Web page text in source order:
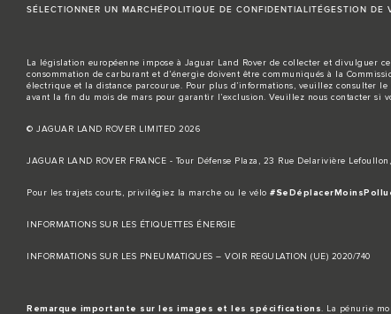
SÉLECTIONNER UN MARCHÉPOLITIQUE DE CONFIDENTIALITÉGESTION DE
La législation européenne impose à Jaguar Land Rover de collecter et divulguer
consommation de carburant et d’énergie doivent être communiqués à la
électrique et la distance parcourue. Pour plus d’informations, veuillez consulter
avant la fin du mois de mars pour garantir l’exclusion. Veuillez nous contacter si
© JAGUAR LAND ROVER LIMITED 2026
JAGUAR LAND ROVER FRANCE - Tour Défense Plaza, 23 Rue Delarivière
Pour les trajets courts, privilégiez la marche ou le vélo
INFORMATIONS SUR LES ÉTIQUETTES ÉNERGIE
INFORMATIONS SUR LES PNEUMATIQUES – VOIR REGULATION (UE) 2020/740
Remarque importante sur les images et les spécifications . La pénurie